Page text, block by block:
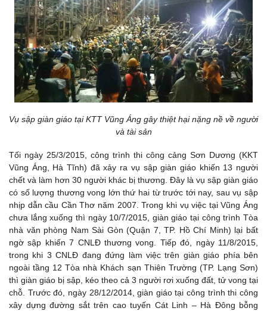
Vụ sập giàn giáo tại KTT Vũng Áng gây thiệt hại nặng nề về người
và tài sản
Tối ngày 25/3/2015, công trình thi công cảng Sơn Dương (KKT
Vũng Áng, Hà Tĩnh) đã xảy ra vụ sập giàn giáo khiến 13 người
chết và làm hơn 30 người khác bị thương. Đây là vụ sập giàn giáo
có số lượng thương vong lớn thứ hai từ trước tới nay, sau vụ sập
nhịp dẫn cầu Cần Thơ năm 2007. Trong khi vụ việc tại Vũng Áng
chưa lắng xuống thì ngày 10/7/2015, giàn giáo tại công trình Tòa
nhà văn phòng Nam Sài Gòn (Quận 7, TP. Hồ Chí Minh) lại bất
ngờ sập khiến 7 CNLĐ thương vong. Tiếp đó, ngày 11/8/2015,
trong khi 3 CNLĐ đang đứng làm việc trên giàn giáo phía bên
ngoài tầng 12 Tòa nhà Khách sạn Thiên Trường (TP. Lạng Sơn)
thì giàn giáo bị sập, kéo theo cả 3 người rơi xuống đất, tử vong tại
chỗ. Trước đó, ngày 28/12/2014, giàn giáo tại công trình thi công
xây dựng đường sắt trên cao tuyến Cát Linh – Hà Đông bỗng